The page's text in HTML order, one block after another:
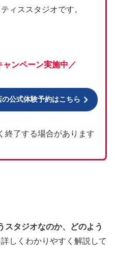
ィススタジオです。
ャンペーン実施中／
公式体験予約はこちら
了する場合があります
スタジオなのか、どのよう
しくわかりやすく解説して